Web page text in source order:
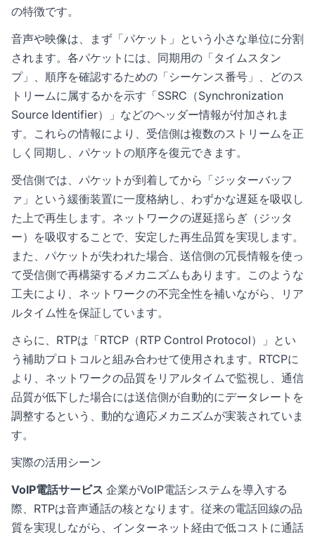
の特徴です。
音声や映像は、まず「パケット」という小さな単位に分割
されます。各パケットには、同期用の「タイムスタン
プ」、順序を確認するための「シーケンス番号」、どのス
トリームに属するかを示す「SSRC（Synchronization
Source Identifier）」などのヘッダー情報が付加されま
す。これらの情報により、受信側は複数のストリームを正
しく同期し、パケットの順序を復元できます。
受信側では、パケットが到着してから「ジッターバッフ
ァ」という緩衝装置に一度格納し、わずかな遅延を吸収し
た上で再生します。ネットワークの遅延揺らぎ（ジッタ
ー）を吸収することで、安定した再生品質を実現します。
また、パケットが失われた場合、送信側の冗長情報を使っ
て受信側で再構築するメカニズムもあります。このような
工夫により、ネットワークの不完全性を補いながら、リア
ルタイム性を保証しています。
さらに、RTPは「RTCP（RTP Control Protocol）」とい
う補助プロトコルと組み合わせて使用されます。RTCPに
より、ネットワークの品質をリアルタイムで監視し、通信
品質が低下した場合には送信側が自動的にデータレートを
調整するという、動的な適応メカニズムが実装されていま
す。
実際の活用シーン
VoIP電話サービス 企業がVoIP電話システムを導入する
際、RTPは音声通話の核となります。従来の電話回線の品
質を実現しながら、インターネット経由で低コストに通話